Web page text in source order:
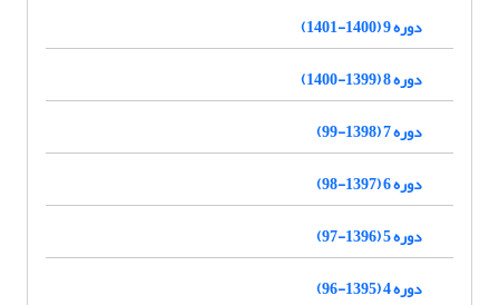
دوره 9 (1400-1401)
دوره 8 (1399-1400)
دوره 7 (1398-99)
دوره 6 (1397-98)
دوره 5 (1396-97)
دوره 4 (1395-96)